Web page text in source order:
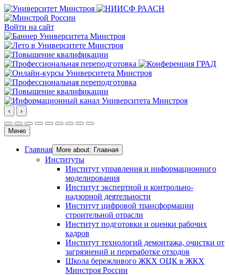
Войти на сайт
‹ ›
Меню
Главная More about: Главная
Институты
Институт управления и информационного
моделирования
Институт экспертной и контрольно-
надзорной деятельности
Институт цифровой трансформации
строительной отрасли
Институт подготовки и оценки рабочих
кадров
Институт технологий демонтажа, очистки от
загрязнений и переработке отходов
Школа бережливого ЖКХ ОЦК в ЖКХ
Минстроя России